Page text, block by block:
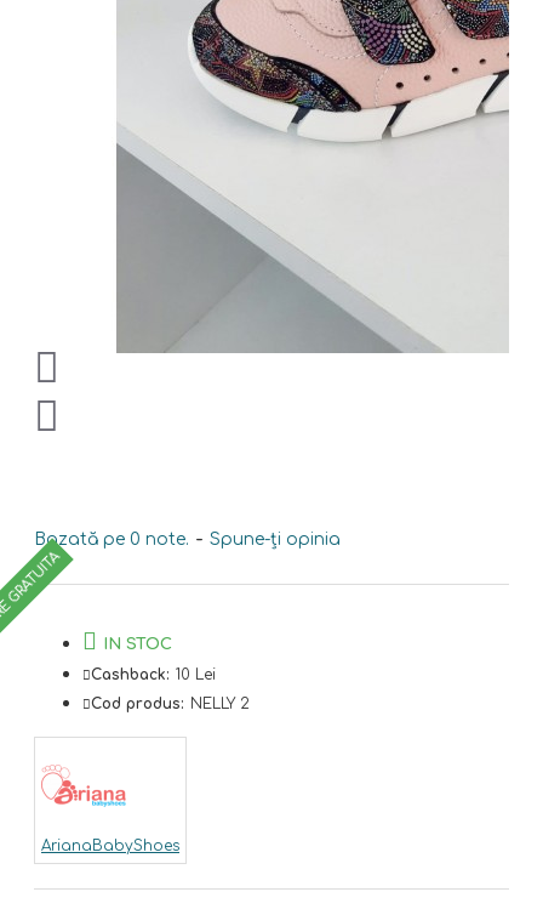
Bazată pe 0 note. - Spune-ţi opinia
IN STOC
Cashback: 10 Lei
Cod produs: NELLY 2
ArianaBabyShoes